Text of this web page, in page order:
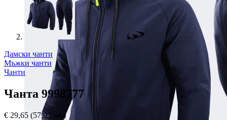
Дамски чанти
Мъжки чанти
Чанти
Чанта 9998777
€ 29,65 (57,99 лв.)